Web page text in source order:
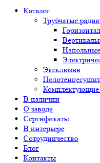
Каталог
Трубчатые
Эксклюзив
Комплектующие
В наличии
О заводе
Сертификаты
В интерьере
Сотрудничество
Блог
Контакты